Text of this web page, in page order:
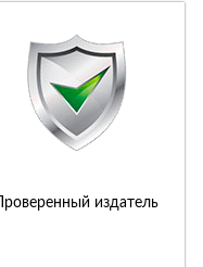
Проверенный издатель